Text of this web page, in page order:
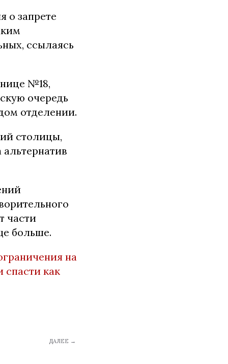
о запрете
ссылаясь
№18,
очередь
отделении.
столицы,
части
больше.
на
спасти как
ДАЛЕЕ →